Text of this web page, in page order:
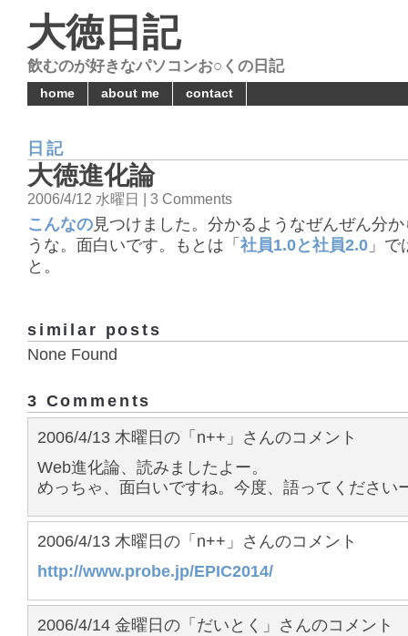
大徳日記
飲むのが好きなパソコンお○くの日記
home about me contact
日記
大徳進化論
2006/4/12 水曜日 | 3 Comments
こんなの見つけました。分かるようなぜんぜん分
うな。面白いです。もとは「 社員1.0と社員2.0 」で
と。
similar posts
None Found
3 Comments
2006/4/13 木曜日の「n++」さんのコメント
Web進化論、読みましたよー。
めっちゃ、面白いですね。今度、語ってください
2006/4/13 木曜日の「n++」さんのコメント
http://www.probe.jp/EPIC2014/
2006/4/14 金曜日の「だいとく」さんのコメント